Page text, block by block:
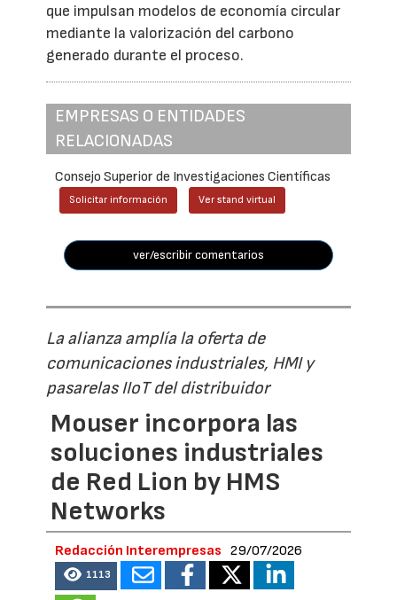
que impulsan modelos de economía circular
mediante la valorización del carbono
generado durante el proceso.
EMPRESAS O ENTIDADES
RELACIONADAS
Consejo Superior de Investigaciones Científicas
Solicitar información Ver stand virtual
ver/escribir comentarios
La alianza amplía la oferta de
comunicaciones industriales, HMI y
pasarelas IIoT del distribuidor
Mouser incorpora las
soluciones industriales
de Red Lion by HMS
Networks
Redacción Interempresas 29/07/2026
1113